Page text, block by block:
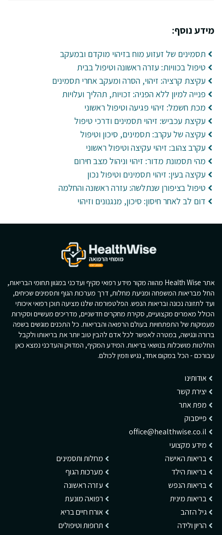
מידע נוסף:
תסמינים של זעזוע מוח בזיהוי מוקדם ובמעקב
טיפול בכוויות: עזרה ראשונה וטיפול בבית
עקיצת קרציה: זיהוי, הסרה ומעקב אחרי תסמינים
פנייה למיון ללא הפניה: זכויות, תהליך ועלויות
מכת חשמל: זיהוי פגיעה וטיפול ראשוני
עקיצת עכביש: זיהוי תסמינים ודרכי טיפול
עקיצה של עקרב: תסמינים, סיכון וטיפול
עקרב צהוב: זיהוי עקיצה וטיפול ראשוני
מהי תסמונת מדור: זיהוי וניהול מצב חירום
עקיצה בעין: זיהוי תסמינים וטיפול נכון
טיפול בציפורן שנתלשה: עזרה ראשונה והחלמה
דום לב לאחר חיסון: סיכון, מנגנונים וזיהוי
אתר Health Wise מהווה מקור מידע רפואי מקיף ועדכני במגוון תחומי הבריאות,
החל מבריאות המשפחה ומניעת מחלות, דרך מערכות הגוף ותסמינים שכיחים,
ועד לתזונה נכונה ובריאות הנפש. הפלטפורמה שלנו מציעה תוכן רפואי איכותי
הכולל מאמרים מקצועיים, סקירת מחקרים חדשניים, מדריכים מעשיים וסקירות
מעמיקות של התפתחויות בעולם הרפואה והבריאות. כל התכנים מוגשים בשפה
ברורה ונגישה, במטרה לאפשר לכל אדם להבין טוב יותר את בריאותו ולקבל
החלטות מושכלות בנושאי בריאות. המידע המקיף, המדויק והעדכני נמצא כאן
עבורכם - הכל במקום אחד, נגיש וזמין לכולם.
אודותינו
יצירת קשר
מפת אתר
פייסבוק
office@healthwise.co.il
מידע מקצועי
בריאות האישה
בריאות הילד
בריאות הנפש
בריאות מינית
גיל הזהב
הריון ולידה
מחלות ותסמינים
מערכות הגוף
עזרה ראשונה
רפואה מונעת
אורח חיים בריא
תרופות וטיפולים